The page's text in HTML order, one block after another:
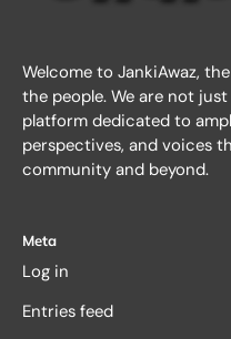
Welcome to JankiAwaz,
the people. We are not
platform dedicated to
perspectives, and voices
community and beyond.
Meta
Log in
Entries feed